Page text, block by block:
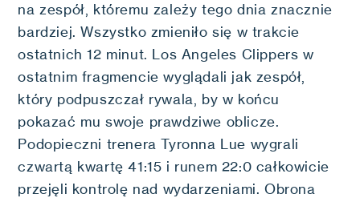
na zespół, któremu zależy tego dnia znacznie
bardziej. Wszystko zmieniło się w trakcie
ostatnich 12 minut. Los Angeles Clippers w
ostatnim fragmencie wyglądali jak zespół,
który podpuszczał rywala, by w końcu
pokazać mu swoje prawdziwe oblicze.
Podopieczni trenera Tyronna Lue wygrali
czwartą kwartę 41:15 i runem 22:0 całkowicie
przejęli kontrolę nad wydarzeniami. Obrona